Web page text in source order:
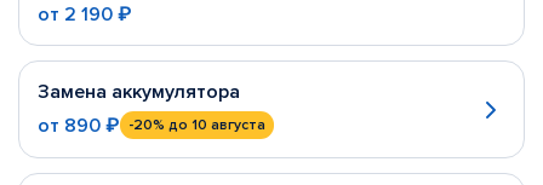
от 2 190 ₽
Замена аккумулятора
от 890 ₽ -20% до 10 августа